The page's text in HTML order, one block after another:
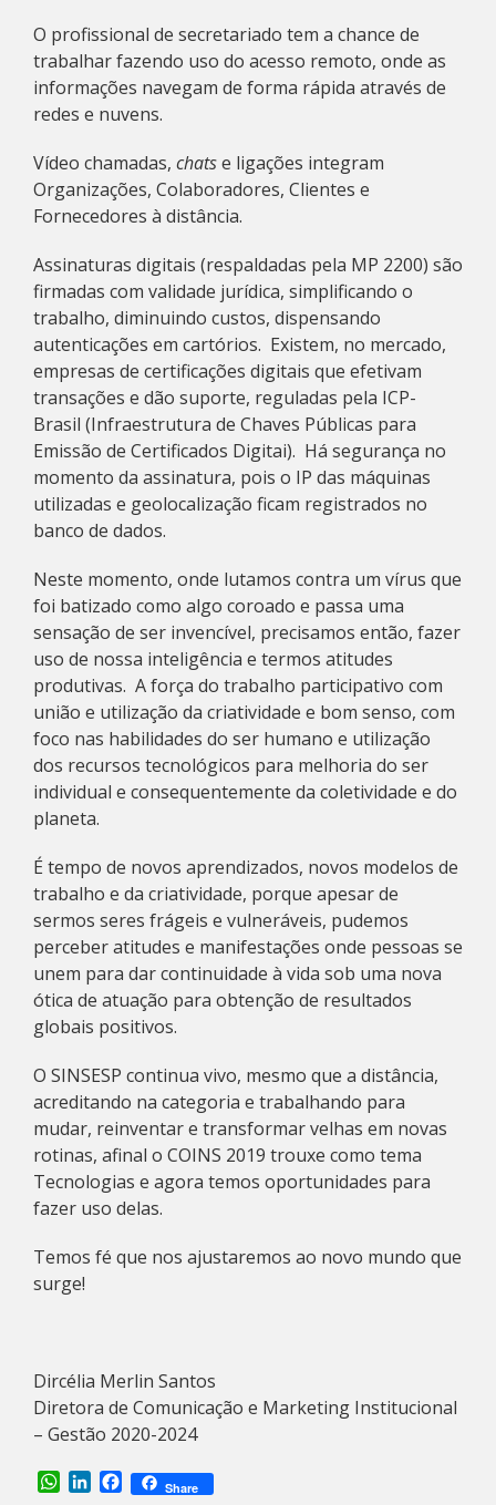
O profissional de secretariado tem a chance de
trabalhar fazendo uso do acesso remoto, onde as
informações navegam de forma rápida através de
redes e nuvens.
Vídeo chamadas, chatse ligações integram
Organizações, Colaboradores, Clientes e
Fornecedores à distância.
Assinaturas digitais (respaldadas pela MP 2200) são
firmadas com validade jurídica, simplificando o
trabalho, diminuindo custos, dispensando
autenticações em cartórios. Existem, no mercado,
empresas de certificações digitais que efetivam
transações e dão suporte, reguladas pela ICP-
Brasil (Infraestrutura de Chaves Públicas para
Emissão de Certificados Digitai). Há segurança no
momento da assinatura, pois o IP das máquinas
utilizadas e geolocalização ficam registrados no
banco de dados.
Neste momento, onde lutamos contra um vírus que
foi batizado como algo coroado e passa uma
sensação de ser invencível, precisamos então, fazer
uso de nossa inteligência e termos atitudes
produtivas. A força do trabalho participativo com
união e utilização da criatividade e bom senso, com
foco nas habilidades do ser humano e utilização
dos recursos tecnológicos para melhoria do ser
individual e consequentemente da coletividade e do
planeta.
É tempo de novos aprendizados, novos modelos de
trabalho e da criatividade, porque apesar de
sermos seres frágeis e vulneráveis, pudemos
perceber atitudes e manifestações onde pessoas se
unem para dar continuidade à vida sob uma nova
ótica de atuação para obtenção de resultados
globais positivos.
O SINSESP continua vivo, mesmo que a distância,
acreditando na categoria e trabalhando para
mudar, reinventar e transformar velhas em novas
rotinas, afinal o COINS 2019 trouxe como tema
Tecnologias e agora temos oportunidades para
fazer uso delas.
Temos fé que nos ajustaremos ao novo mundo que
surge!
Dircélia Merlin Santos
Diretora de Comunicação e Marketing Institucional
– Gestão 2020-2024
WhatsApp
LinkedInFacebook
Share